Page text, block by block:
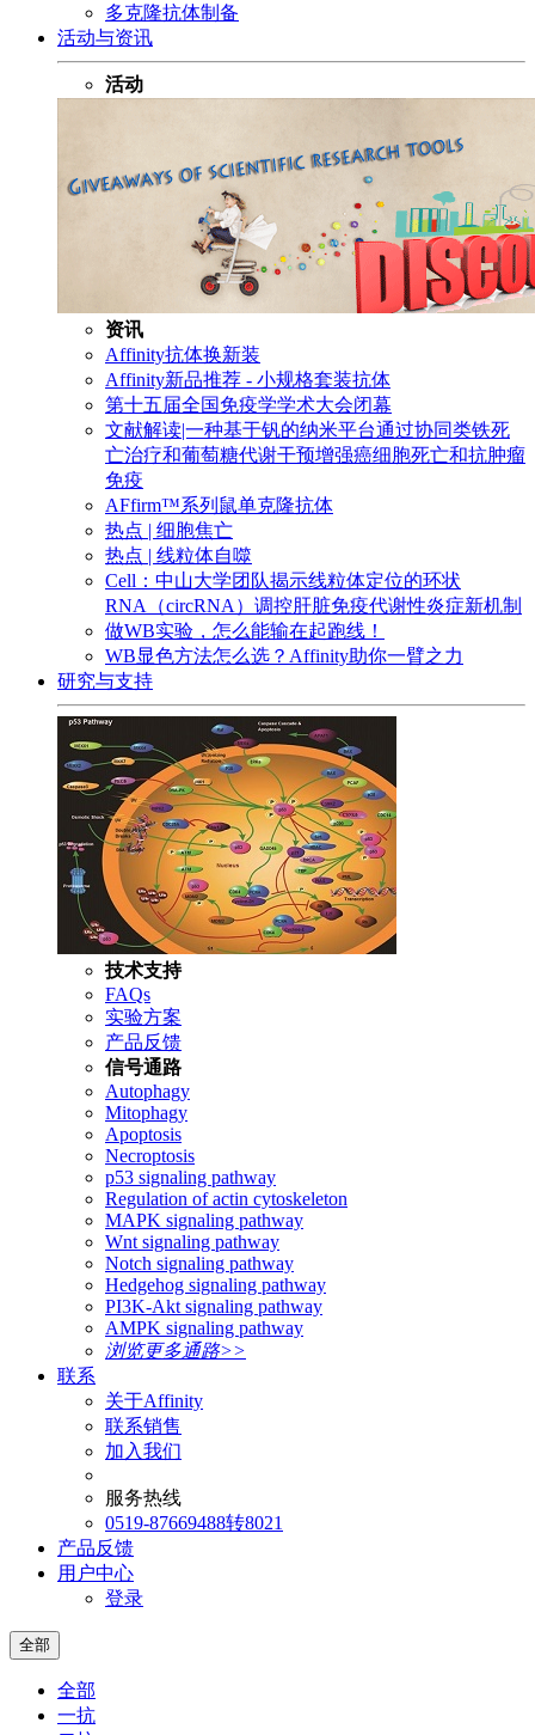
多克隆抗体制备
活动与资讯
活动
资讯
Affinity抗体换新装
Affinity新品推荐 - 小规格套装抗体
第十五届全国免疫学学术大会闭幕
文献解读|一种基于钒的纳米平台通过协同类铁死
亡治疗和葡萄糖代谢干预增强癌细胞死亡和抗肿瘤
免疫
AFfirm™系列鼠单克隆抗体
热点 | 细胞焦亡
热点 | 线粒体自噬
Cell：中山大学团队揭示线粒体定位的环状
RNA（circRNA）调控肝脏免疫代谢性炎症新机制
做WB实验，怎么能输在起跑线！
WB显色方法怎么选？Affinity助你一臂之力
研究与支持
技术支持
FAQs
实验方案
产品反馈
信号通路
Autophagy
Mitophagy
Apoptosis
Necroptosis
p53 signaling pathway
Regulation of actin cytoskeleton
MAPK signaling pathway
Wnt signaling pathway
Notch signaling pathway
Hedgehog signaling pathway
PI3K-Akt signaling pathway
AMPK signaling pathway
浏览更多通路>>
联系
关于Affinity
联系销售
加入我们
服务热线
0519-87669488转8021
产品反馈
用户中心
登录
全部
全部
一抗